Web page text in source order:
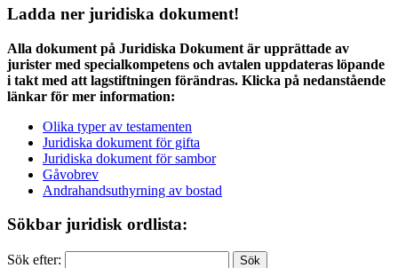
Ladda ner juridiska dokument!
Alla dokument på Juridiska Dokument är upprättade av
jurister med specialkompetens och avtalen uppdateras löpande
i takt med att lagstiftningen förändras. Klicka på nedanstående
länkar för mer information:
Olika typer av testamenten
Juridiska dokument för gifta
Juridiska dokument för sambor
Gåvobrev
Andrahandsuthyrning av bostad
Sökbar juridisk ordlista:
Sök efter: